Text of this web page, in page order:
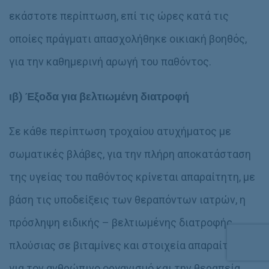
εκάστοτε περίπτωση, επί τις ώρες κατά τις
οποίες πράγματι απασχολήθηκε οικιακή βοηθός,
για την καθημερινή αρωγή του παθόντος.
ιβ) Έξοδα για βελτιωμένη διατροφή
Σε κάθε περίπτωση τροχαίου ατυχήματος με
σωματικές βλάβες, για την πλήρη αποκατάσταση
της υγείας του παθόντος κρίνεται απαραίτητη, με
βάση τις υποδείξεις των θεραπόντων ιατρών, η
πρόσληψη ειδικής – βελτιωμένης διατροφής,
πλούσιας σε βιταμίνες και στοιχεία απαραίτητα